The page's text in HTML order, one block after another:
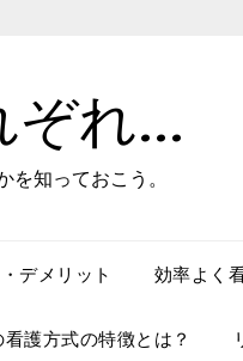
ぞれ…
を知っておこう。
デメリット 効率よく
護方式の特徴とは？